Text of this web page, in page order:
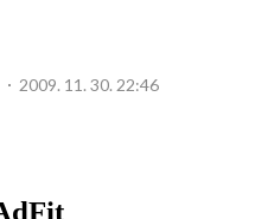
2009. 11. 30. 22:46